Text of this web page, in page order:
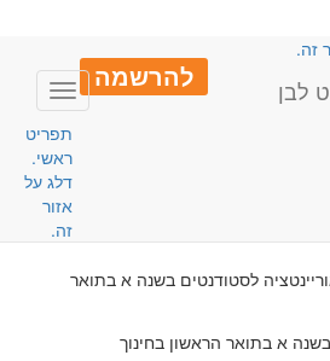
זה.
להרשמה
Toggle
תפריט
ראשי.
דלג על
אזור
זה.
לסטודנטים בשנה א בתואר